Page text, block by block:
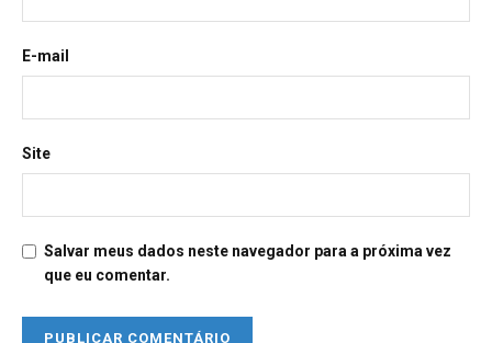
E-mail
Site
Salvar meus dados neste navegador para a próxima vez
que eu comentar.